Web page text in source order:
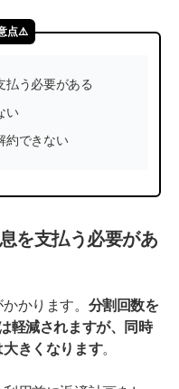
点⚠️
払う必要がある
い
約できない
を支払う必要があ
かります。 分割回数を
軽減されますが、同時
きくなります。